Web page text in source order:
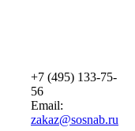
+7 (495) 133-75-
56
Email:
zakaz@sosnab.ru